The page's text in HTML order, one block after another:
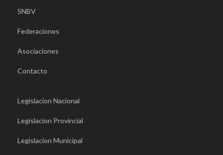
SNBV
Federaciones
Asociaciones
Contacto
Legislacion Nacional
Legislacion Provincial
Legislacion Municipal